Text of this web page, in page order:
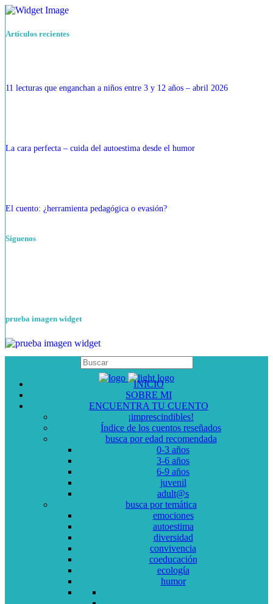
Artículos recientes
11 lecturas que enganchan a niños entre 3 y 12 años – abril 2026
La cara perfecta – cuida del autoestima desde el humor
El cuento: ¿herramienta pedagógica o evasión?
Siguenos
prueba imagen widget
INICIO
SOBRE MI
ENCUENTRA TU CUENTO
¡imprescindibles!
Índice de los cuentos reseñados
busca por edad recomendada
0-3 años
3-6 años
6-9 años
juvenil
adult@s
busca por temática
emociones
autoestima
diversidad
convivencia
coeducación
ecología
humor